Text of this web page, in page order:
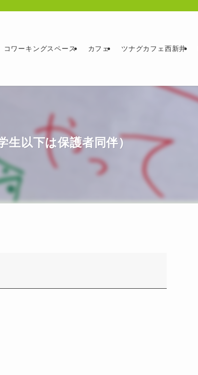
コワーキングスペース カフェ ツナグカフェ西新井
生以下は保護者同伴）